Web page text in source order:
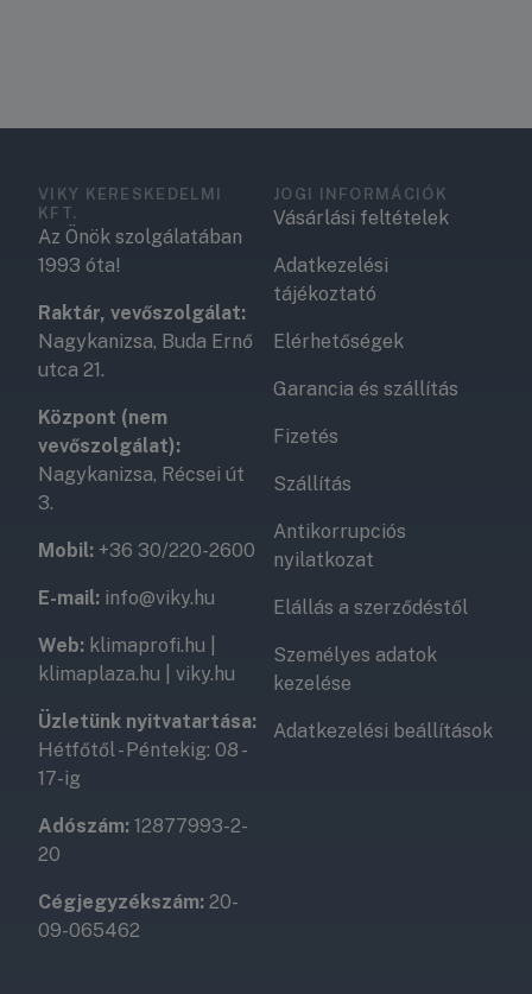
VIKY KERESKEDELMI
KFT.
Az Önök szolgálatában
1993 óta!
Raktár, vevőszolgálat:
Nagykanizsa, Buda Ernő
utca 21.
Központ (nem
vevőszolgálat):
Nagykanizsa, Récsei út
3.
Mobil: +36 30/220-2600
E-mail: info@viky.hu
Web: klimaprofi.hu
klimaplaza.hu
viky.hu
Üzletünk nyitvatartása:
Hétfőtől - Péntekig: 08 -
17-ig
Adószám: 12877993-2-
20
Cégjegyzékszám: 20-
09-065462
JOGI INFORMÁCIÓK
Vásárlási feltételek
Adatkezelési
tájékoztató
Elérhetőségek
Garancia és szállítás
Fizetés
Szállítás
Antikorrupciós
nyilatkozat
Elállás a szerződéstől
Személyes adatok
kezelése
Adatkezelési beállítások